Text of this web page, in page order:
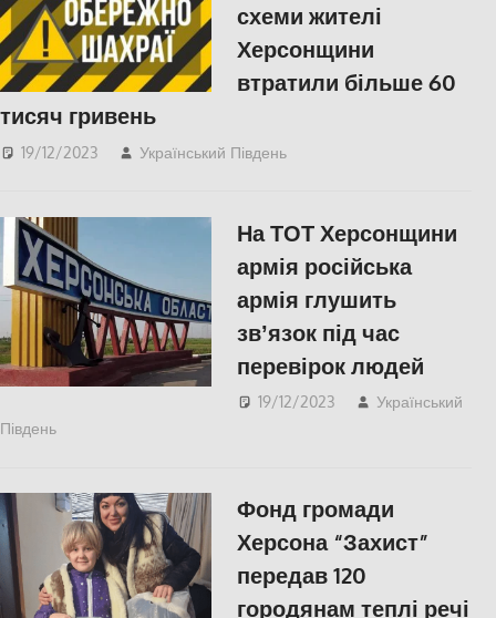
схеми жителі
Херсонщини
втратили більше 60
тисяч гривень
19/12/2023 Український Південь
На ТОТ Херсонщини
армія російська
армія глушить
звʼязок під час
перевірок людей
19/12/2023
Український
Південь
Фонд громади
Херсона “Захист”
передав 120
городянам теплі речі